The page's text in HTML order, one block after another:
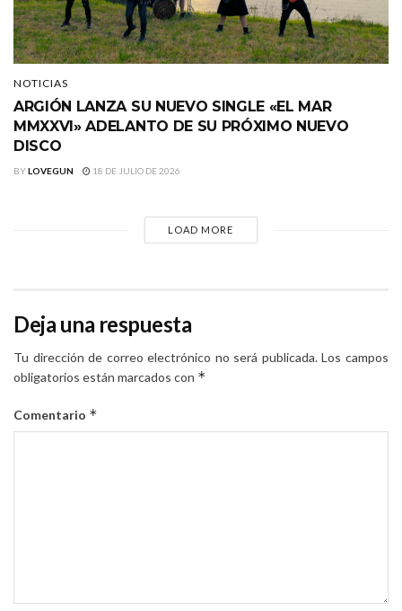
NOTICIAS
ARGIÓN LANZA SU NUEVO SINGLE «EL MAR
MMXXVI» ADELANTO DE SU PRÓXIMO NUEVO
DISCO
BYLOVEGUN 18 DE JULIO DE 2026
LOAD MORE
Deja una respuesta
Tu dirección de correo electrónico no será publicada. Los campos
obligatorios están marcados con *
Comentario *